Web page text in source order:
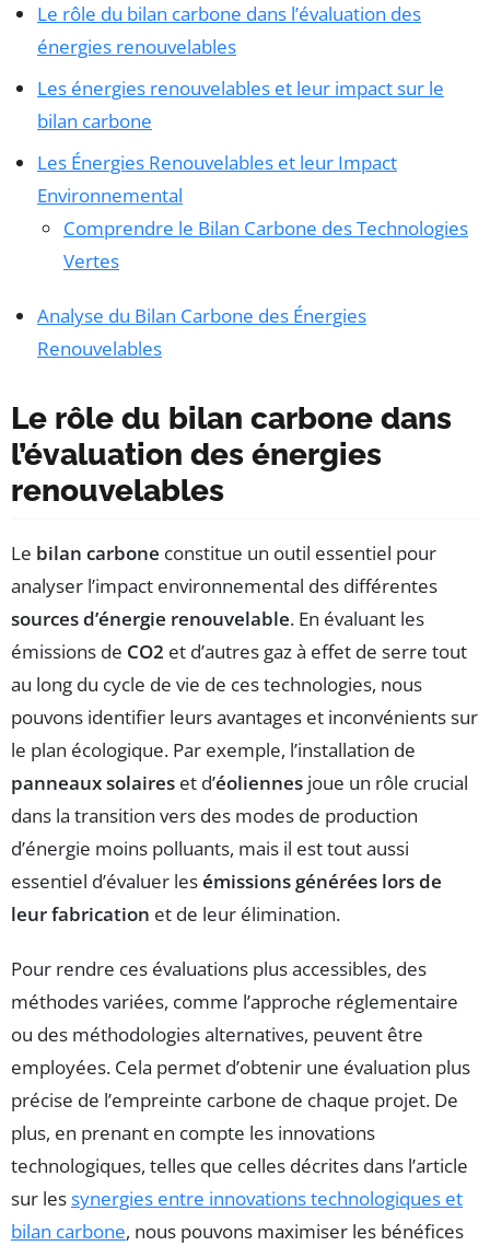
Le rôle du bilan carbone dans l’évaluation des
énergies renouvelables
Les énergies renouvelables et leur impact sur le
bilan carbone
Les Énergies Renouvelables et leur Impact
Environnemental
Comprendre le Bilan Carbone des Technologies
Vertes
Analyse du Bilan Carbone des Énergies
Renouvelables
Le rôle du bilan carbone dans
l’évaluation des énergies
renouvelables
Le bilan carbone constitue un outil essentiel pour
analyser l’impact environnemental des différentes
sources d’énergie renouvelable. En évaluant les
émissions de CO2 et d’autres gaz à effet de serre tout
au long du cycle de vie de ces technologies, nous
pouvons identifier leurs avantages et inconvénients sur
le plan écologique. Par exemple, l’installation de
panneaux solaires et d’éoliennes joue un rôle crucial
dans la transition vers des modes de production
d’énergie moins polluants, mais il est tout aussi
essentiel d’évaluer lesémissions générées lors de
leur fabrication et de leur élimination.
Pour rendre ces évaluations plus accessibles, des
méthodes variées, comme l’approche réglementaire
ou des méthodologies alternatives, peuvent être
employées. Cela permet d’obtenir une évaluation plus
précise de l’empreinte carbone de chaque projet. De
plus, en prenant en compte les innovations
technologiques, telles que celles décrites dans l’article
sur lessynergies entre innovations technologiques et
bilan carbone, nous pouvons maximiser les bénéfices